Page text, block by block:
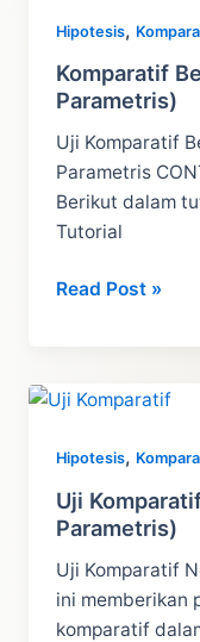
Parametris
Hipotesis,
Komparatif
Parametris)
Uji Komparatif
Parametris
Berikut dalam
Tutorial
Komparatif
(Non
Read Post »
Hipotesis,
Uji
Parametris)
Uji Komparatif
ini memberikan
komparatif